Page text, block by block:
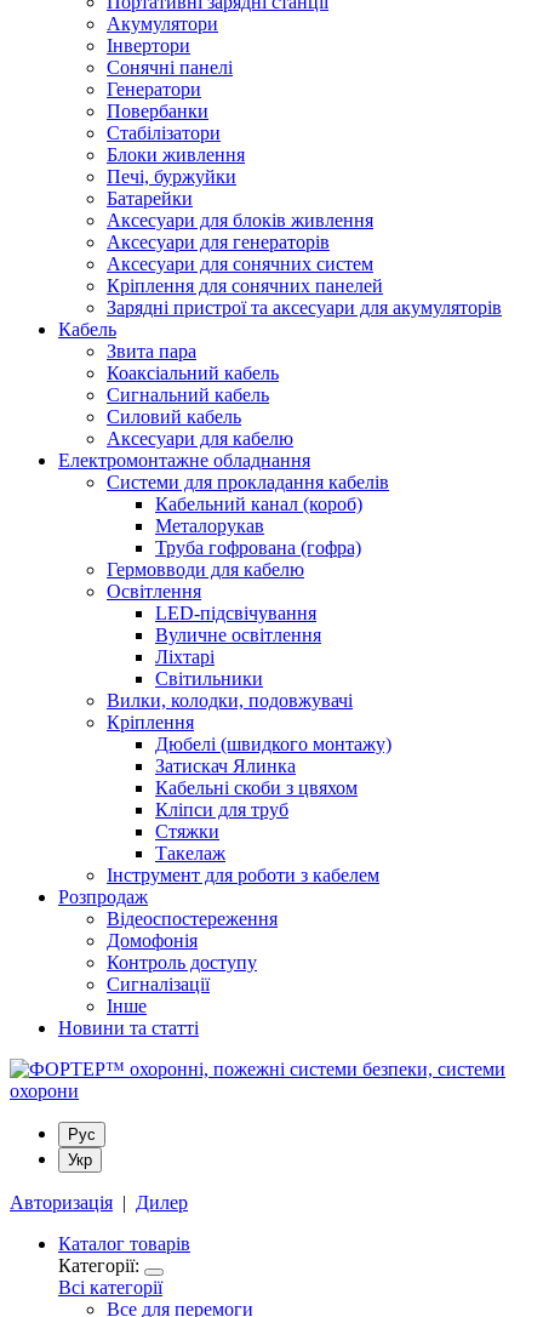
Акумулятори
Інвертори
Сонячні панелі
Генератори
Повербанки
Стабілізатори
Блоки живлення
Печі, буржуйки
Батарейки
Аксесуари для блоків живлення
Аксесуари для генераторів
Аксесуари для сонячних систем
Кріплення для сонячних панелей
Зарядні пристрої та аксесуари для акумуляторів
Кабель
Звита пара
Коаксіальний кабель
Сигнальний кабель
Силовий кабель
Аксесуари для кабелю
Електромонтажне обладнання
Системи для прокладання кабелів
Кабельний канал (короб)
Металорукав
Труба гофрована (гофра)
Гермовводи для кабелю
Освітлення
LED-підсвічування
Вуличне освітлення
Ліхтарі
Світильники
Вилки, колодки, подовжувачі
Кріплення
Дюбелі (швидкого монтажу)
Затискач Ялинка
Кабельні скоби з цвяхом
Кліпси для труб
Стяжки
Такелаж
Інструмент для роботи з кабелем
Розпродаж
Відеоспостереження
Домофонія
Контроль доступу
Сигналізації
Інше
Новини та статті
Рус
Укр
Авторизація | Дилер
Каталог товарів
Категорії:
Всі категорії
Все для перемоги